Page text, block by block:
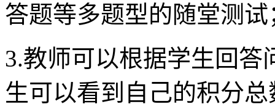
答题等多题型的随堂测试
3.教师可以根据学生回
生可以看到自己的积分